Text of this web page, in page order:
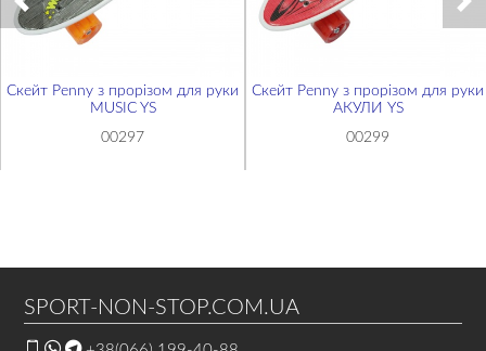
Скейт Penny з прорізом для руки
MUSIC YS
00297
Скейт Penny з прорізом для руки
АКУЛИ YS
00299
SPORT-NON-STOP.COM.UA